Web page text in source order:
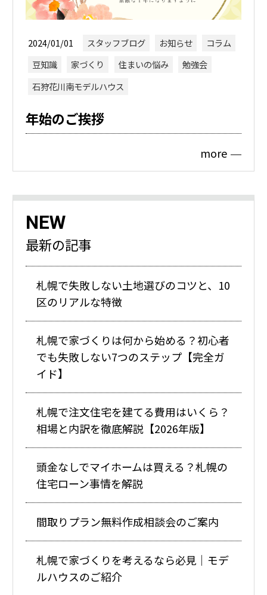
2024/01/01 スタッフブログ お知らせ
コラム
豆知識
家づくり 住まいの悩み
勉強会
石狩花川南モデルハウス
年始のご挨拶
more
NEW
最新の記事
札幌で失敗しない土地選びのコツと、10
区のリアルな特徴
札幌で家づくりは何から始める？初心者
でも失敗しない7つのステップ【完全ガ
イド】
札幌で注文住宅を建てる費用はいくら？
相場と内訳を徹底解説【2026年版】
頭金なしでマイホームは買える？札幌の
住宅ローン事情を解説
間取りプラン無料作成相談会のご案内
札幌で家づくりを考えるなら必見｜モデ
ルハウスのご紹介